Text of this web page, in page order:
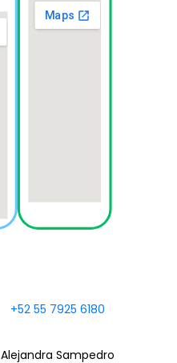
+52 55 7925 6180
Alejandra Sampedro